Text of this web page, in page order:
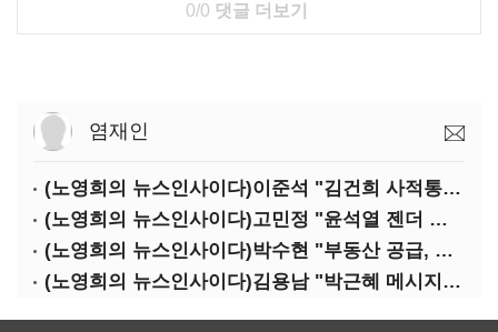
0/0 댓글 더보기
염재인
(노영희의 뉴스인사이다)이준석 "김건희 사적통화, '김지은 2차 가해' 성립 안 돼"
(노영희의 뉴스인사이다)고민정 "윤석열 젠더 갈라치기…갈등 불씨가 지지율 자양분"
(노영희의 뉴스인사이다)박수현 "부동산 공급, 역대 정부에 뒤지지 않아"
(노영희의 뉴스인사이다)김용남 "박근혜 메시지, '정권교체 필요성' 강조할 듯"